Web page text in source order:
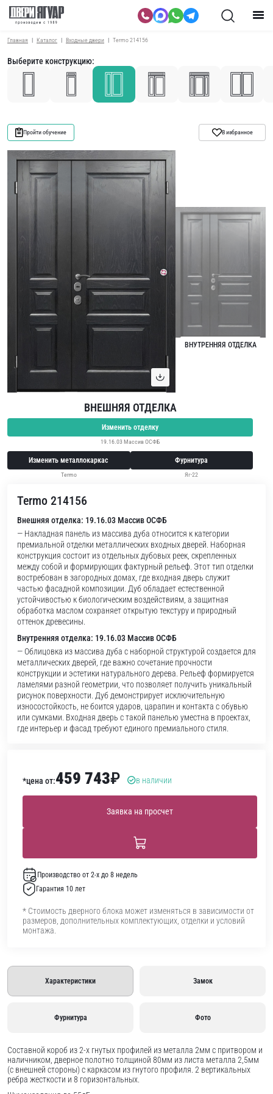
Главная Каталог Входные двери Termo 214156
Выберите конструкцию:
Пройти обучение В избранное
ВНУТРЕННЯЯ ОТДЕЛКА
ВНЕШНЯЯ ОТДЕЛКА
Изменить отделку
19.16.03 Массив ОСФБ
Изменить металлокаркас
Termo
Фурнитура
Яг-22
Termo 214156
Внешняя отделка: 19.16.03 Массив ОСФБ
— Накладная панель из массива дуба относится к категории
премиальной отделки металлических входных дверей. Наборная
конструкция состоит из отдельных дубовых реек, скрепленных
между собой и формирующих фактурный рельеф. Этот тип отделки
востребован в загородных домах, где входная дверь служит
частью фасадной композиции. Дуб обладает естественной
устойчивостью к биологическим воздействиям, а защитная
обработка маслом сохраняет открытую текстуру и природный
оттенок древесины.
Внутренняя отделка: 19.16.03 Массив ОСФБ
— Облицовка из массива дуба с наборной структурой создается для
металлических дверей, где важно сочетание прочности
конструкции и эстетики натурального дерева. Рельеф формируется
ламелями разной геометрии, что позволяет получить уникальный
рисунок поверхности. Дуб демонстрирует исключительную
износостойкость, не боится ударов, царапин и контакта с обувью
или сумками. Входная дверь с такой панелью уместна в проектах,
где интерьер и фасад требуют единого премиального стиля.
*цена от:459 743₽ в наличии
Заявка на просчет
Производство от 2-х до 8 недель
Гарантия 10 лет
* Стоимость дверного блока может изменяться в зависимости от
размеров, дополнительных комплектующих, отделки и условий
монтажа.
Характеристики Замок
Фурнитура Фото
Составной короб из 2-х гнутых профилей из металла 2мм с притвором и
наличником, дверное полотно толщиной 80мм из листа металла 2,5мм
(с внешней стороны) c каркасом из гнутого профиля. 2 вертикальных
ребра жесткости и 8 горизонтальных.